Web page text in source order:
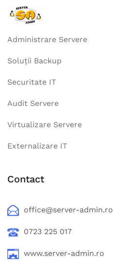
Administrare Servere
Soluții Backup
Securitate IT
Audit Servere
Virtualizare Servere
Externalizare IT
Contact
office@server-admin.ro
0723 225 017
www.server-admin.ro